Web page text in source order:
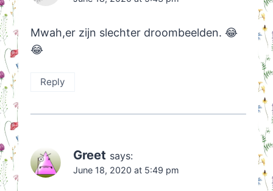
Mwah,er zijn slechter droombeelden. 😂
😂
Reply
Greet says:
June 18, 2020 at 5:49 pm